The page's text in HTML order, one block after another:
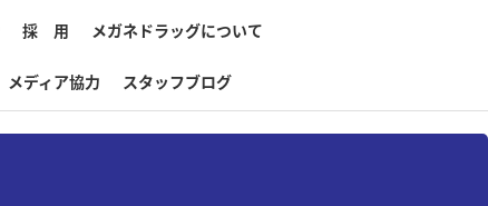
採 用 メガネドラッグについて
メディア協力 スタッフブログ